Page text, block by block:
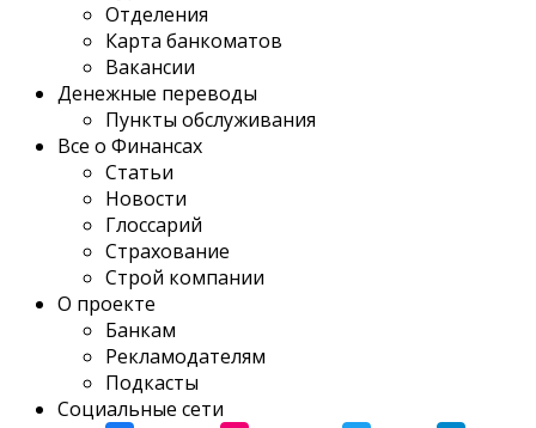
Отделения
Карта банкоматов
Вакансии
Денежные переводы
Пункты обслуживания
Все о Финансах
Статьи
Новости
Глоссарий
Страхование
Строй компании
О проекте
Банкам
Рекламодателям
Подкасты
Социальные сети